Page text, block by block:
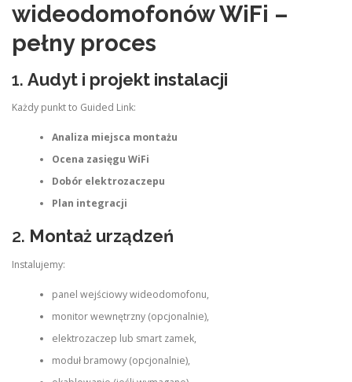
wideodomofonów WiFi –
pełny proces
1. Audyt i projekt instalacji
Każdy punkt to Guided Link:
Analiza miejsca montażu
Ocena zasięgu WiFi
Dobór elektrozaczepu
Plan integracji
2. Montaż urządzeń
Instalujemy:
panel wejściowy wideodomofonu,
monitor wewnętrzny (opcjonalnie),
elektrozaczep lub smart zamek,
moduł bramowy (opcjonalnie),